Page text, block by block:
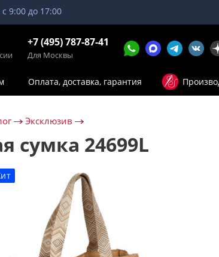
9:00 до 17:00
+7 (495) 787-87-41
Для Москвы
Оплата, доставка, гарантия
Эксклюзив
сумка 24699L